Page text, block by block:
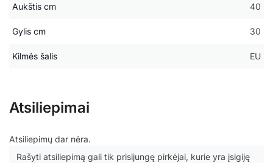
Aukštis cm 40
Gylis cm 30
Kilmės šalis EU
Atsiliepimai
Atsiliepimų dar nėra.
Rašyti atsiliepimą gali tik prisijungę pirkėjai, kurie yra įsigiję